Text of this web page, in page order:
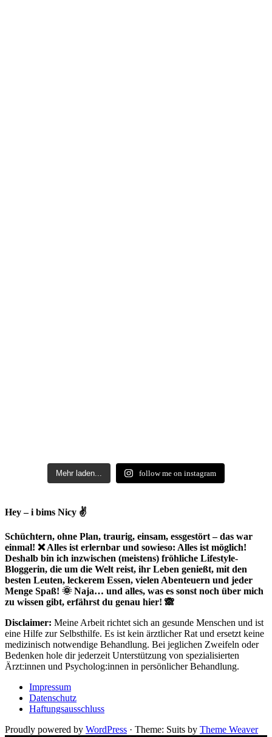
Mehr laden... follow me on instagram
Hey – i bims Nicy ✌
Schüchtern, ohne Plan, traurig, einsam, essgestört – das war
einmal! ❌ Alles ist erlernbar und sowieso: Alles ist möglich!
Deshalb bin ich inzwischen (meistens) fröhliche Lifestyle-
Bloggerin, die um die Welt reist, ihr Leben genießt, mit den
besten Leuten, leckerem Essen, vielen Abenteuern und jeder
Menge Spaß! 🌞 Naja… und alles, was es sonst noch über mich
zu wissen gibt, erfährst du genau hier! 🙈
Disclaimer: Meine Arbeit richtet sich an gesunde Menschen und ist
eine Hilfe zur Selbsthilfe. Es ist kein ärztlicher Rat und ersetzt keine
medizinisch notwendige Behandlung. Bei jeglichen Zweifeln oder
Bedenken hole dir jederzeit Unterstützung von spezialisierten
Ärzt:innen und Psycholog:innen in persönlicher Behandlung.
Impressum
Datenschutz
Haftungsausschluss
Proudly powered by WordPress · Theme: Suits by Theme Weaver